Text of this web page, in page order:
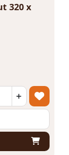
320 x
+